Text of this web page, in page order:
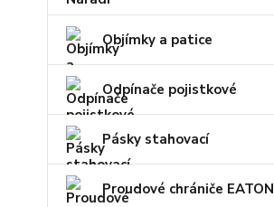
Objímky a patice
Odpínače pojistkové
Pásky stahovací
Proudové chrániče EATON